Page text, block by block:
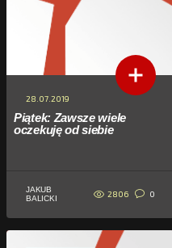
28.07.2019
Piątek: Zawsze wiele
oczekuję od siebie
JAKUB
BALICKI
2806 0